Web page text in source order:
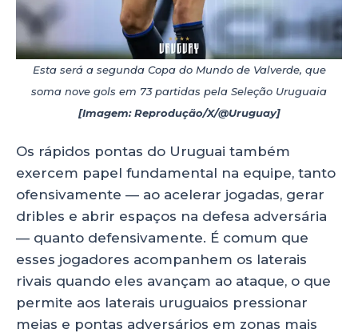
Esta será a segunda Copa do Mundo de Valverde, que
soma nove gols em 73 partidas pela Seleção Uruguaia
[Imagem: Reprodução/X/@Uruguay]
Os rápidos pontas do Uruguai também
exercem papel fundamental na equipe, tanto
ofensivamente — ao acelerar jogadas, gerar
dribles e abrir espaços na defesa adversária
— quanto defensivamente. É comum que
esses jogadores acompanhem os laterais
rivais quando eles avançam ao ataque, o que
permite aos laterais uruguaios pressionar
meias e pontas adversários em zonas mais